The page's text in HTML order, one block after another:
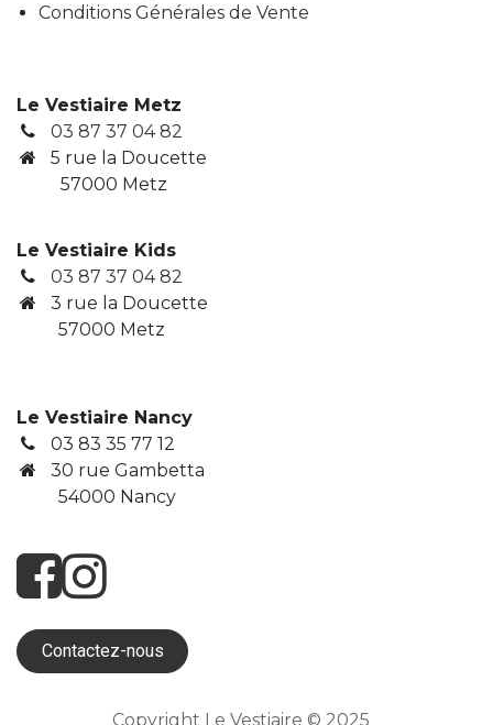
Conditions Générales de Vente
Le Vestiaire Metz
03 87 37 04 82
5 rue la Doucette
57000 Metz
Le Vestiaire Kids
03 87 37 04 82
3 rue la Doucette
​ 57000 Metz
Le Vestiaire Nancy
03 83 35 77 12
30 rue Gambetta
​ 54000 Nancy
Contactez-nous
Copyright Le Vestiaire © 2025